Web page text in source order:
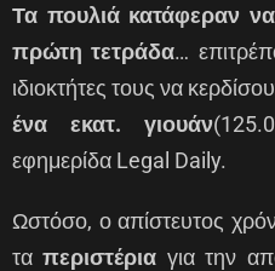
Τα πουλιά κατάφεραν
πρώτη τετράδα…
ιδιοκτήτες τους να
ένα εκατ. γιουάν
εφημερίδα Legal Daily.
Ωστόσο, ο απίστευτος
ταπεριστέρια για την